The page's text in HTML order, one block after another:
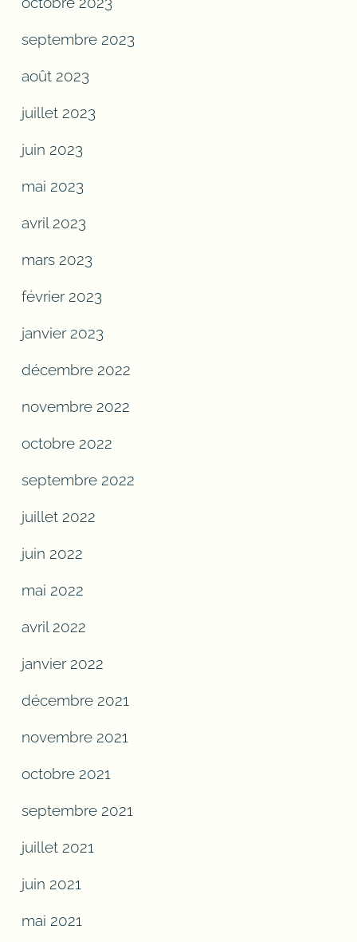
septembre 2023
août 2023
juillet 2023
juin 2023
mai 2023
avril 2023
mars 2023
février 2023
janvier 2023
décembre 2022
novembre 2022
octobre 2022
septembre 2022
juillet 2022
juin 2022
mai 2022
avril 2022
janvier 2022
décembre 2021
novembre 2021
octobre 2021
septembre 2021
juillet 2021
juin 2021
mai 2021